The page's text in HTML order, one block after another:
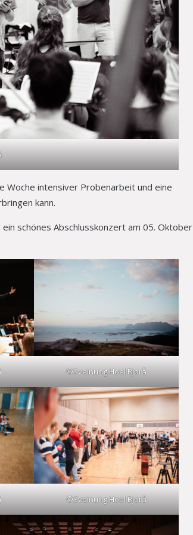
Woche intensiver Probenarbeit und eine
kann.
schönes Abschlusskonzert am 05.
©Sveinung Hoel Bjorå
©Sveinung Hoel Bjorå